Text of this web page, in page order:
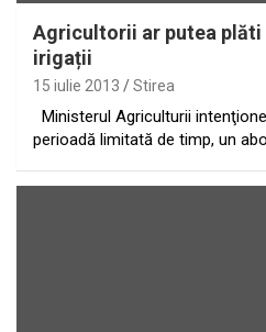
Agricultorii ar putea plăti
irigații
15 iulie 2013 Stirea
Ministerul Agriculturii
perioadă limitată de timp, un